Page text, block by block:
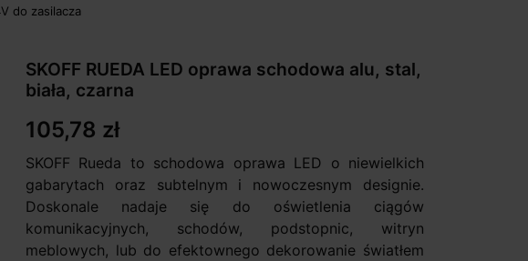
do zasilacza
SKOFF RUEDA LED oprawa schodowa alu, stal,
biała, czarna
105,78 zł
SKOFF Rueda to schodowa oprawa LED o niewielkich
gabarytach oraz subtelnym i nowoczesnym designie.
Doskonale nadaje się do oświetlenia ciągów
komunikacyjnych, schodów, podstopnic, witryn
meblowych, lub do efektownego dekorowanie światłem